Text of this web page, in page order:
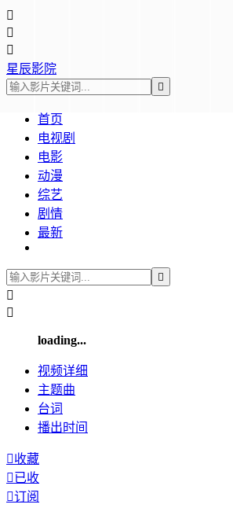



星辰影院

首页
电视剧
电影
动漫
综艺
剧情
最新



loading...
视频详细
主题曲
台词
播出时间
收藏
已收
订阅